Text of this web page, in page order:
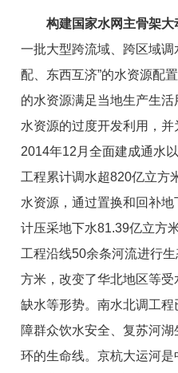
构建国家水网主骨架大
一批大型跨流域、跨区域调
配、东西互济”的水资源配
的水资源满足当地生产生
水资源的过度开发利用，
2014年12月全面建成通水
工程累计调水超820亿立方
水资源，通过置换和回补
计压采地下水81.39亿立方
工程沿线50余条河流进行
方米，改变了华北地区等
缺水等形势。南水北调工
障群众饮水安全、复苏河
环的生命线。京杭大运河